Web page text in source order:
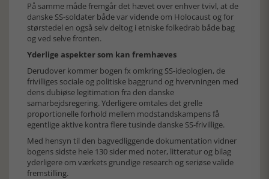
På samme måde fremgår det hævet over enhver tvivl, at de
danske SS-soldater både var vidende om Holocaust og for
størstedel en også selv deltog i etniske folkedrab både bag
og ved selve fronten.
Yderlige aspekter som kan fremhæves
Derudover kommer bogen fx omkring SS-ideologien, de
frivilliges sociale og politiske baggrund og hvervningen med
dens dubiøse legitimation fra den danske
samarbejdsregering. Yderligere omtales det grelle
proportionelle forhold mellem modstandskampens få
egentlige aktive kontra flere tusinde danske SS-frivillige.
Med hensyn til den bagvedliggende dokumentation vidner
bogens sidste hele 130 sider med noter, litteratur og bilag
yderligere om værkets grundige research og seriøse valide
fremstilling.